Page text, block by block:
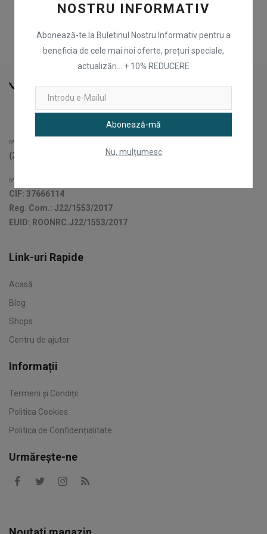
NOSTRU INFORMATIV
Abonează-te la Buletinul Nostru Informativ pentru a
beneficia de cele mai noi oferte, prețuri speciale,
actualizări... + 10% REDUCERE
Abonează-mă
Nu, mulțumesc
✅Țîru Andrei Angel - PFA Cod fiscal (Fiscal Code): 48005991
(2023-date)
✅Ex: CJAgora SRL (2017-2023)
CIF: 37666114
Reg. Com.: J22/1553/2017
EUID: ROONRC.J22/1553/2017
Link-uri Rapide
Acasă
Blog
Shops
Centru de ajutor
Informații
Termeni și Condiții
Politica Cookies
Politica de Confidențialitate
Urmărește-ne